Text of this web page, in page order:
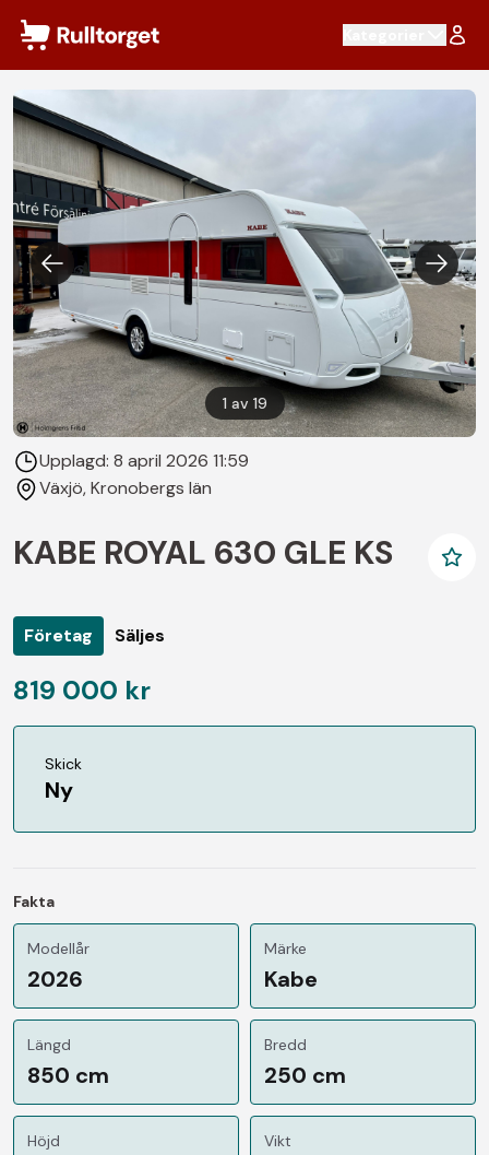
1av 19
Upplagd: 8 april 2026 11:59
Växjö, Kronobergs län
KABE ROYAL 630 GLE KS
Företag Säljes
819 000 kr
Skick
Ny
Fakta
Modellår
2026
Märke
Kabe
Längd
850 cm
Bredd
250 cm
Höjd Vikt